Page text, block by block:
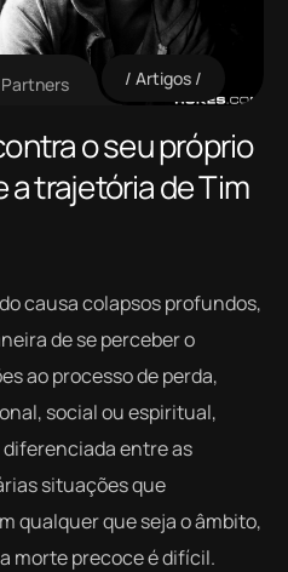
Artigos
o seu próprio
trajetória de Tim
causa colapsos profundos,
de se perceber o
ao processo de perda,
social ou espiritual,
entre as
situações que
qualquer que seja o âmbito,
morte precoce é difícil.